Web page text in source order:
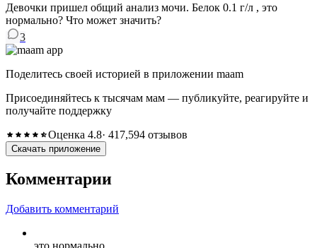
Девочки пришел общий анализ мочи. Белок 0.1 г/л , это
нормально? Что может значить?
3
Поделитесь своей историей в приложении maam
Присоединяйтесь к тысячам мам — публикуйте, реагируйте и
получайте поддержку
Оценка 4.8· 417,594 отзывов
Скачать приложение
Комментарии
Добавить комментарий